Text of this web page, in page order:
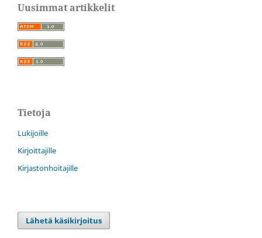
Uusimmat artikkelit
Tietoja
Lukijoille
Kirjoittajille
Kirjastonhoitajille
Lähetä käsikirjoitus